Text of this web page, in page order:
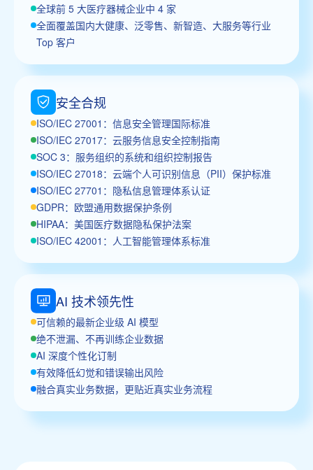
全球前 5 大医疗器械企业中 4 家
全面覆盖国内大健康、泛零售、新智造、大服务等行业
Top 客户
安全合规
ISO/IEC 27001：信息安全管理国际标准
ISO/IEC 27017：云服务信息安全控制指南
SOC 3：服务组织的系统和组织控制报告
ISO/IEC 27018：云端个人可识别信息（PII）保护标准
ISO/IEC 27701：隐私信息管理体系认证
GDPR：欧盟通用数据保护条例
HIPAA：美国医疗数据隐私保护法案
ISO/IEC 42001：人工智能管理体系标准
AI 技术领先性
可信赖的最新企业级 AI 模型
绝不泄漏、不再训练企业数据
AI 深度个性化订制
有效降低幻觉和错误输出风险
融合真实业务数据，更贴近真实业务流程